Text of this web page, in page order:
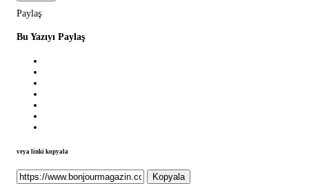
Paylaş
Bu Yazıyı Paylaş
veya linki kopyala
Kopyala